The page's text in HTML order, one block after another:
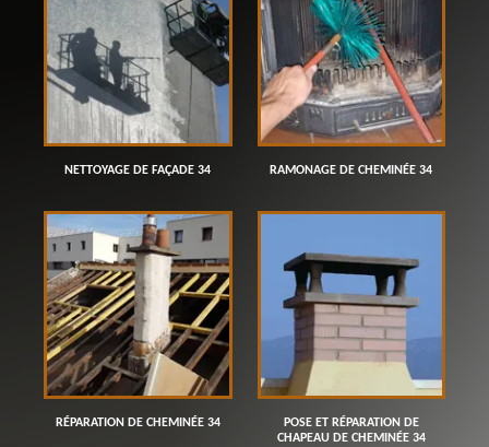
NETTOYAGE DE FAÇADE 34 RAMONAGE DE CHEMINÉE 34
RÉPARATION DE CHEMINÉE 34
POSE ET RÉPARATION DE
CHAPEAU DE CHEMINÉE 34